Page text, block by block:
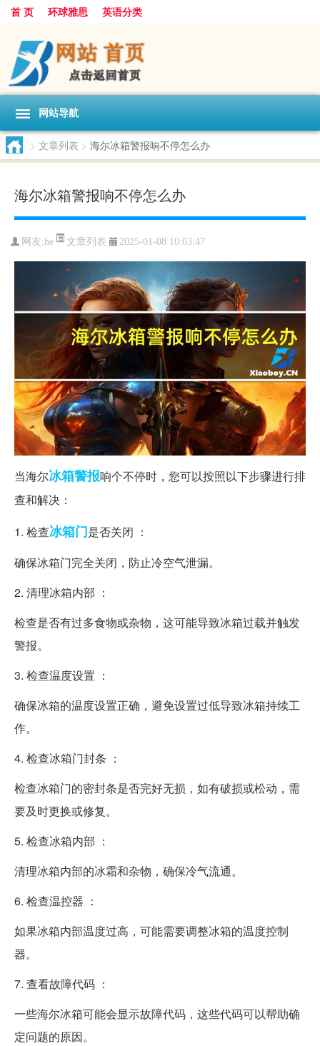
首 页 环球雅思 英语分类
网站导航
> 文章列表 > 海尔冰箱警报响不停怎么办
海尔冰箱警报响不停怎么办
网友:he 文章列表 2025-01-08 10:03:47
当海尔冰箱警报响个不停时，您可以按照以下步骤进行排
查和解决：
1. 检查冰箱门是否关闭 ：
确保冰箱门完全关闭，防止冷空气泄漏。
2. 清理冰箱内部 ：
检查是否有过多食物或杂物，这可能导致冰箱过载并触发
警报。
3. 检查温度设置 ：
确保冰箱的温度设置正确，避免设置过低导致冰箱持续工
作。
4. 检查冰箱门封条 ：
检查冰箱门的密封条是否完好无损，如有破损或松动，需
要及时更换或修复。
5. 检查冰箱内部 ：
清理冰箱内部的冰霜和杂物，确保冷气流通。
6. 检查温控器 ：
如果冰箱内部温度过高，可能需要调整冰箱的温度控制
器。
7. 查看故障代码 ：
一些海尔冰箱可能会显示故障代码，这些代码可以帮助确
定问题的原因。